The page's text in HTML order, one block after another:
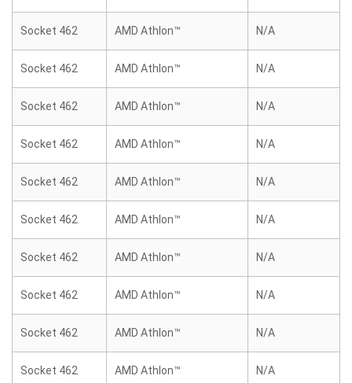
Socket 462 AMD Athlon™ N/A
Socket 462 AMD Athlon™ N/A
Socket 462 AMD Athlon™ N/A
Socket 462 AMD Athlon™ N/A
Socket 462 AMD Athlon™ N/A
Socket 462 AMD Athlon™ N/A
Socket 462 AMD Athlon™ N/A
Socket 462 AMD Athlon™ N/A
Socket 462 AMD Athlon™ N/A
Socket 462 AMD Athlon™ N/A